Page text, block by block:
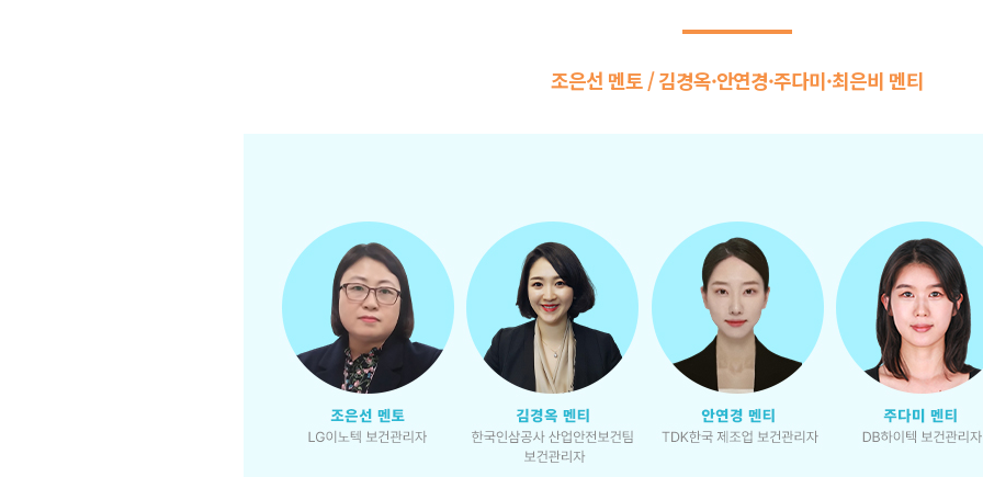
조은선 멘토 / 김경옥·안연경·주다미·최은비 멘티